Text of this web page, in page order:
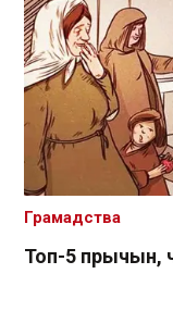
Топ-5 прычын,
Грамадства